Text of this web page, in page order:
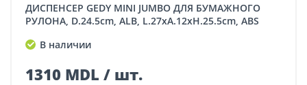
ДИСПЕНСЕР GEDY MINI JUMBO ДЛЯ БУМАЖНОГО
РУЛОНА, D.24.5cm, ALB, L.27xA.12xH.25.5cm, ABS
В наличии
1310 MDL / шт.